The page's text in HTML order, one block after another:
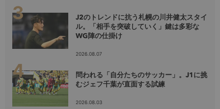
J2のトレンドに抗う札幌の川井健太スタイ
ル。「相手を突破していく」鍵は多彩な
WG陣の仕掛け
2026.08.07
問われる「自分たちのサッカー」。J1に挑
むジェフ千葉が直面する試練
2026.08.03